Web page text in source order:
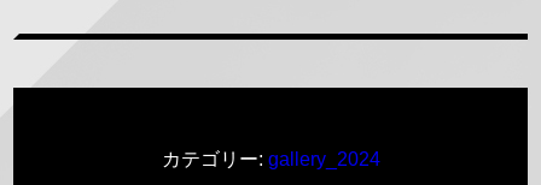
カテゴリー: gallery_2024